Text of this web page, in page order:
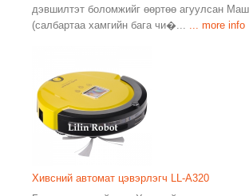
дэвшилтэт боломжийг өөртөө агуулсан
(салбартаа хамгийн бага чи�...
... more info
Хивсний автомат цэвэрлэгч LL-A320